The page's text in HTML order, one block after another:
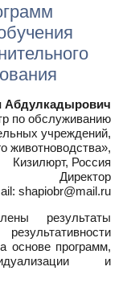
Абдулкадырович
по обслуживанию
учреждений,
животноводства»,
Кизилюрт, Россия
Директор
shapiobr@mail.ru
результаты
основе программ,
и